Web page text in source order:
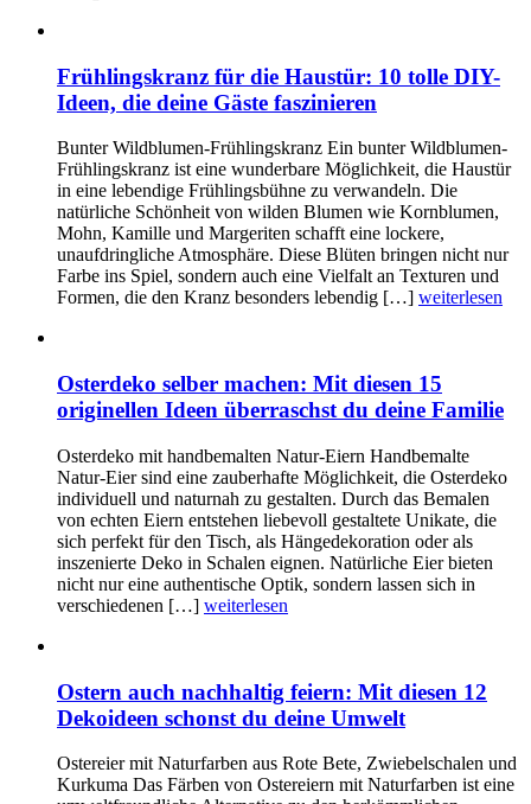
Frühlingskranz für die Haustür: 10 tolle DIY-
Ideen, die deine Gäste faszinieren
Bunter Wildblumen-Frühlingskranz Ein bunter Wildblumen-
Frühlingskranz ist eine wunderbare Möglichkeit, die Haustür
in eine lebendige Frühlingsbühne zu verwandeln. Die
natürliche Schönheit von wilden Blumen wie Kornblumen,
Mohn, Kamille und Margeriten schafft eine lockere,
unaufdringliche Atmosphäre. Diese Blüten bringen nicht nur
Farbe ins Spiel, sondern auch eine Vielfalt an Texturen und
Formen, die den Kranz besonders lebendig […] weiterlesen
Osterdeko selber machen: Mit diesen 15
originellen Ideen überraschst du deine Familie
Osterdeko mit handbemalten Natur-Eiern Handbemalte
Natur-Eier sind eine zauberhafte Möglichkeit, die Osterdeko
individuell und naturnah zu gestalten. Durch das Bemalen
von echten Eiern entstehen liebevoll gestaltete Unikate, die
sich perfekt für den Tisch, als Hängedekoration oder als
inszenierte Deko in Schalen eignen. Natürliche Eier bieten
nicht nur eine authentische Optik, sondern lassen sich in
verschiedenen […] weiterlesen
Ostern auch nachhaltig feiern: Mit diesen 12
Dekoideen schonst du deine Umwelt
Ostereier mit Naturfarben aus Rote Bete, Zwiebelschalen und
Kurkuma Das Färben von Ostereiern mit Naturfarben ist eine